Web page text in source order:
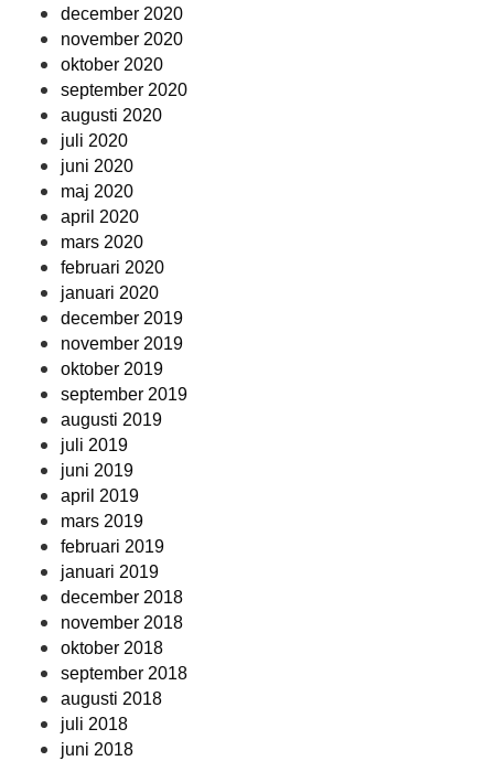
december 2020
november 2020
oktober 2020
september 2020
augusti 2020
juli 2020
juni 2020
maj 2020
april 2020
mars 2020
februari 2020
januari 2020
december 2019
november 2019
oktober 2019
september 2019
augusti 2019
juli 2019
juni 2019
april 2019
mars 2019
februari 2019
januari 2019
december 2018
november 2018
oktober 2018
september 2018
augusti 2018
juli 2018
juni 2018